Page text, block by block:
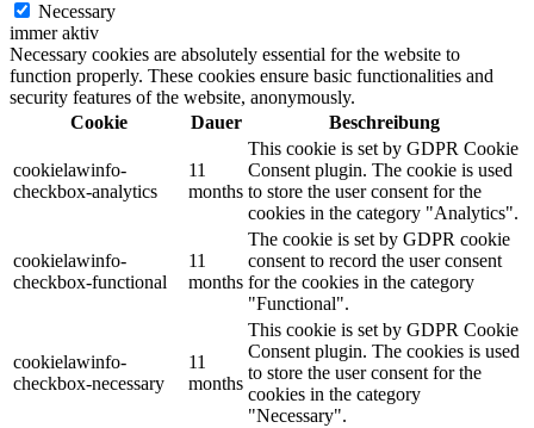
Necessary
immer aktiv
Necessary cookies are absolutely essential for the website to
function properly. These cookies ensure basic functionalities and
security features of the website, anonymously.
Cookie
Dauer Beschreibung
cookielawinfo-
checkbox-analytics
11
months
This cookie is set by GDPR Cookie
Consent plugin. The cookie is used
to store the user consent for the
cookies in the category "Analytics".
cookielawinfo-
checkbox-functional
11
months
The cookie is set by GDPR cookie
consent to record the user consent
for the cookies in the category
"Functional".
cookielawinfo-
checkbox-necessary
11
months
This cookie is set by GDPR Cookie
Consent plugin. The cookies is used
to store the user consent for the
cookies in the category
"Necessary".